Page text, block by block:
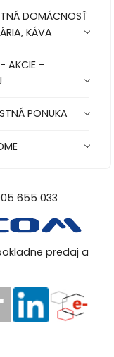
DOMÁCNOSŤ
KÁVA
AKCIE -
PONUKA
655 033
predaj a